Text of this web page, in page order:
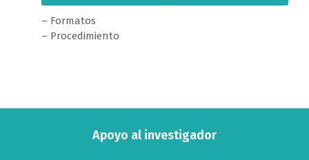
– Formatos
– Procedimiento
Apoyo al investigador